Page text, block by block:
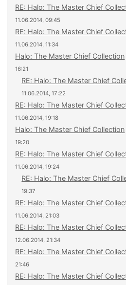
RE: Halo: The Master Chief
11.06.2014, 09:45
RE: Halo: The Master Chief
11.06.2014, 11:34
Halo: The Master Chief Collection
16:21
RE: Halo: The Master Chief
11.06.2014, 17:22
RE: Halo: The Master Chief
11.06.2014, 19:18
Halo: The Master Chief Collection
19:20
RE: Halo: The Master Chief
11.06.2014, 19:24
RE: Halo: The Master Chief
19:37
RE: Halo: The Master Chief
11.06.2014, 21:03
RE: Halo: The Master Chief
12.06.2014, 21:34
RE: Halo: The Master Chief
21:46
RE: Halo: The Master Chief